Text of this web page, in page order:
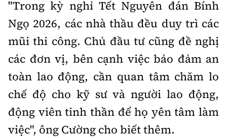
"Trong kỳ nghỉ Tết Nguyên đán Bính
Ngọ 2026, các nhà thầu đều duy trì các
mũi thi công. Chủ đầu tư cũng đề nghị
các đơn vị, bên cạnh việc bảo đảm an
toàn lao động, cần quan tâm chăm lo
chế độ cho kỹ sư và người lao động,
động viên tinh thần để họ yên tâm làm
việc", ông Cường cho biết thêm.